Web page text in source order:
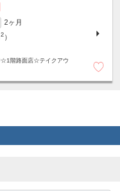
2ヶ月
2 ）
☆1階路面店☆テイクアウ